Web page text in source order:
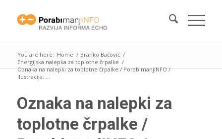
You are here: Home / Branko Baćović /
Energijska nalepka za toplotne črpalke /
Oznaka na nalepki za toplotne črpalke / PorabimanjINFO /
Ilustracija: ...
Oznaka na nalepki za
toplotne črpalke /